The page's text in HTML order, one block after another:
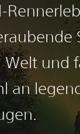
Welt und
an